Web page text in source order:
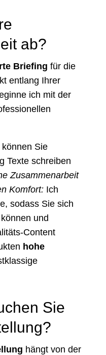
ab?
Briefing für die
entlang Ihrer
ich mit der
Sie
Texte schreiben
Zusammenarbeit
Komfort:Ich
sodass Sie sich
und
Content
hohe
Sie
hängt von der